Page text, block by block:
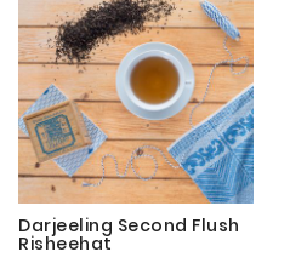
Darjeeling Second Flush
Risheehat